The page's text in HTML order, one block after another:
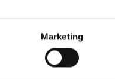
Marketing
voor